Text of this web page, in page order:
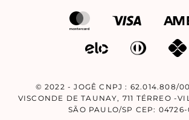
© 2022 - JOGÊ CNPJ : 62.014.808/
VISCONDE DE TAUNAY, 711 TÉRREO -
SÃO PAULO/SP CEP: 04726-